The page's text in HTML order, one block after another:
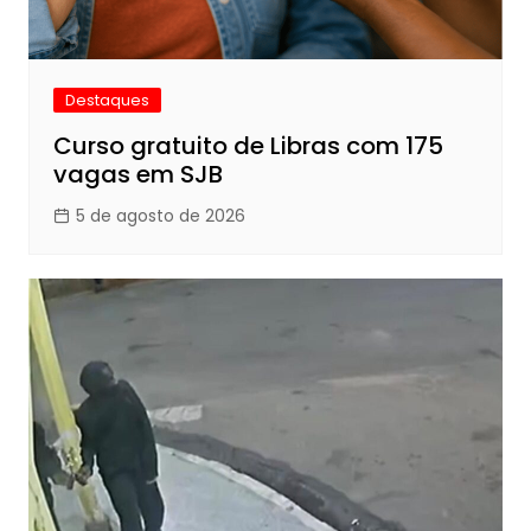
Destaques
Curso gratuito de Libras com 175
vagas em SJB
5 de agosto de 2026